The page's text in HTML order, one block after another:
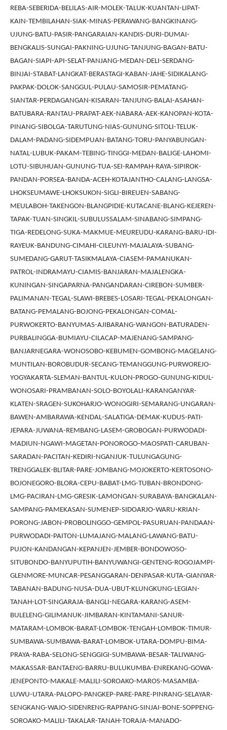
REBA-SEBERIDA-BELILAS-AIR-MOLEK-TALUK-KUANTAN-LIPAT-
KAIN-TEMBILAHAN-SIAK-MINAS-PERAWANG-BANGKINANG-
UJUNG-BATU-PASIR-PANGARAIAN-KANDIS-DURI-DUMAI-
BENGKALIS-SUNGAI-PAKNING-UJUNG-TANJUNG-BAGAN-BATU-
BAGAN-SIAPI-API-SELAT-PANJANG-MEDAN-DELI-SERDANG-
BINJAI-STABAT-LANGKAT-BERASTAGI-KABAN-JAHE-SIDIKALANG-
PAKPAK-DOLOK-SANGGUL-PULAU-SAMOSIR-PEMATANG-
SIANTAR-PERDAGANGAN-KISARAN-TANJUNG-BALAI-ASAHAN-
BATUBARA-RANTAU-PRAPAT-AEK-NABARA-AEK-KANOPAN-KOTA-
PINANG-SIBOLGA-TARUTUNG-NIAS-GUNUNG-SITOLI-TELUK-
DALAM-PADANG-SIDEMPUAN-BATANG-TORU-PANYABUNGAN-
NATAL-LUBUK-PAKAM-TEBING-TINGGI-MEDAN-BALIGE-LAHOMI-
LOTU-SIBUHUAN-GUNUNG-TUA-SEI-RAMPAH-RAYA-SIPIROK-
PANDAN-PORSEA-BANDA-ACEH-KOTAJANTHO-CALANG-LANGSA-
LHOKSEUMAWE-LHOKSUKON-SIGLI-BIREUEN-SABANG-
MEULABOH-TAKENGON-BLANGPIDIE-KUTACANE-BLANG-KEJEREN-
TAPAK-TUAN-SINGKIL-SUBULUSSALAM-SINABANG-SIMPANG-
TIGA-REDELONG-SUKA-MAKMUE-MEUREUDU-KARANG-BARU-IDI-
RAYEUK-BANDUNG-CIMAHI-CILEUNYI-MAJALAYA-SUBANG-
SUMEDANG-GARUT-TASIKMALAYA-CIASEM-PAMANUKAN-
PATROL-INDRAMAYU-CIAMIS-BANJARAN-MAJALENGKA-
KUNINGAN-SINGAPARNA-PANGANDARAN-CIREBON-SUMBER-
PALIMANAN-TEGAL-SLAWI-BREBES-LOSARI-TEGAL-PEKALONGAN-
BATANG-PEMALANG-BOJONG-PEKALONGAN-COMAL-
PURWOKERTO-BANYUMAS-AJIBARANG-WANGON-BATURADEN-
PURBALINGGA-BUMIAYU-CILACAP-MAJENANG-SAMPANG-
BANJARNEGARA-WONOSOBO-KEBUMEN-GOMBONG-MAGELANG-
MUNTILAN-BOROBUDUR-SECANG-TEMANGGUNG-PURWOREJO-
YOGYAKARTA-SLEMAN-BANTUL-KULON-PROGO-GUNUNG-KIDUL-
WONOSARI-PRAMBANAN-SOLO-BOYOLALI-KARANGANYAR-
KLATEN-SRAGEN-SUKOHARJO-WONOGIRI-SEMARANG-UNGARAN-
BAWEN-AMBARAWA-KENDAL-SALATIGA-DEMAK-KUDUS-PATI-
JEPARA-JUWANA-REMBANG-LASEM-GROBOGAN-PURWODADI-
MADIUN-NGAWI-MAGETAN-PONOROGO-MAOSPATI-CARUBAN-
SARADAN-PACITAN-KEDIRI-NGANJUK-TULUNGAGUNG-
TRENGGALEK-BLITAR-PARE-JOMBANG-MOJOKERTO-KERTOSONO-
BOJONEGORO-BLORA-CEPU-BABAT-LMG-TUBAN-BRONDONG-
LMG-PACIRAN-LMG-GRESIK-LAMONGAN-SURABAYA-BANGKALAN-
SAMPANG-PAMEKASAN-SUMENEP-SIDOARJO-WARU-KRIAN-
PORONG-JABON-PROBOLINGGO-GEMPOL-PASURUAN-PANDAAN-
PURWODADI-PAITON-LUMAJANG-MALANG-LAWANG-BATU-
PUJON-KANDANGAN-KEPANJEN-JEMBER-BONDOWOSO-
SITUBONDO-BANYUPUTIH-BANYUWANGI-GENTENG-ROGOJAMPI-
GLENMORE-MUNCAR-PESANGGARAN-DENPASAR-KUTA-GIANYAR-
TABANAN-BADUNG-NUSA-DUA-UBUT-KLUNGKUNG-LEGIAN-
TANAH-LOT-SINGARAJA-BANGLI-NEGARA-KARANG-ASEM-
BULELENG-GILIMANUK-JIMBARAN-KINTAMANI-SANUR-
MATARAM-LOMBOK-BARAT-LOMBOK-TENGAH-LOMBOK-TIMUR-
SUMBAWA-SUMBAWA-BARAT-LOMBOK-UTARA-DOMPU-BIMA-
PRAYA-RABA-SELONG-SENGGIGI-SUMBAWA-BESAR-TALIWANG-
MAKASSAR-BANTAENG-BARRU-BULUKUMBA-ENREKANG-GOWA-
JENEPONTO-MAKALE-MALILI-SOROAKO-MAROS-MASAMBA-
LUWU-UTARA-PALOPO-PANGKEP-PARE-PARE-PINRANG-SELAYAR-
SENGKANG-WAJO-SIDENRENG-RAPPANG-SINJAI-BONE-SOPPENG-
SOROAKO-MALILI-TAKALAR-TANAH-TORAJA-MANADO-